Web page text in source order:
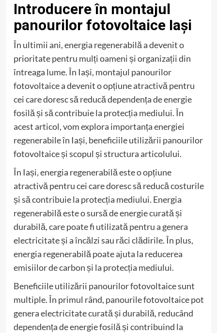
Introducere în montajul
panourilor fotovoltaice Iași
În ultimii ani, energia regenerabilă a devenit o
prioritate pentru mulți oameni și organizații din
întreaga lume. În Iași, montajul panourilor
fotovoltaice a devenit o opțiune atractivă pentru
cei care doresc să reducă dependența de energie
fosilă și să contribuie la protecția mediului. În
acest articol, vom explora importanța energiei
regenerabile în Iași, beneficiile utilizării panourilor
fotovoltaice și scopul și structura articolului.
În Iași, energia regenerabilă este o opțiune
atractivă pentru cei care doresc să reducă costurile
și să contribuie la protecția mediului. Energia
regenerabilă este o sursă de energie curată și
durabilă, care poate fi utilizată pentru a genera
electricitate și a încălzi sau răci clădirile. În plus,
energia regenerabilă poate ajuta la reducerea
emisiilor de carbon și la protecția mediului.
Beneficiile utilizării panourilor fotovoltaice sunt
multiple. În primul rând, panourile fotovoltaice pot
genera electricitate curată și durabilă, reducând
dependența de energie fosilă și contribuind la